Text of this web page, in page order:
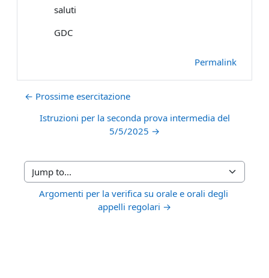
saluti
GDC
Permalink
← Prossime esercitazione
Istruzioni per la seconda prova intermedia del
5/5/2025 →
Jump to...
Argomenti per la verifica su orale e orali degli
appelli regolari →